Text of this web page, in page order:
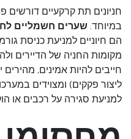
חניונים תת קרקעיים
במיוחד. שערים חשמליים
הם חיוניים למניעת כניסת
מקומות החניה של הדיירים
חייבים להיות אמינים,
ליצור פקקים) ומצוידים
למניעת סגירה על רכבים או